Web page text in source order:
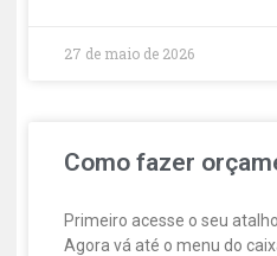
27 de maio de 2026
Como fazer
Primeiro acesse o seu
Agora vá até o menu do